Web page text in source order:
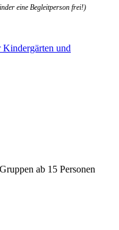
eine Begleitperson frei!)
und
ab 15 Personen